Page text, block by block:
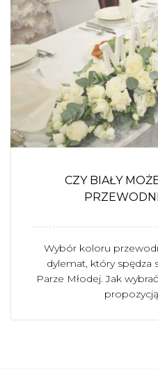
CZY BIAŁY
Wybór koloru
dylemat, który spędza
Parze Młodej. Jak